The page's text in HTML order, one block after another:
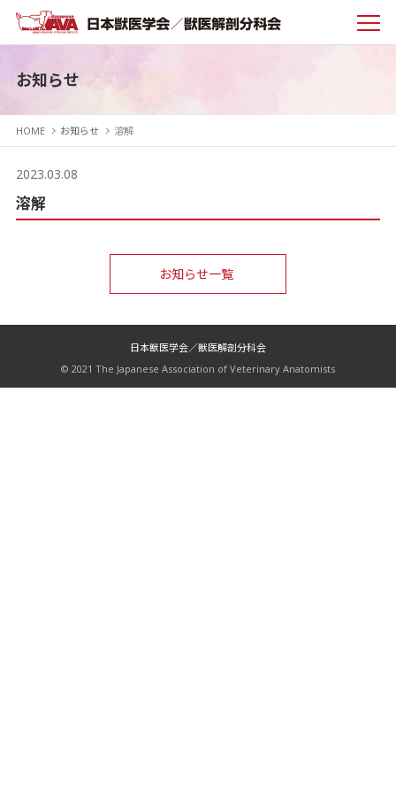
お知らせ
HOME お知らせ 溶解
2023.03.08
溶解
お知らせ一覧
日本獣医学会／獣医解剖分科会
© 2021 The Japanese Association of Veterinary Anatomists